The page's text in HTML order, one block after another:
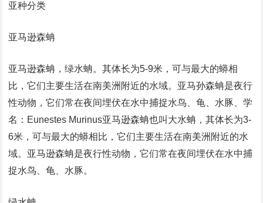
亚种分类
亚马逊森蚺
亚马逊森蚺，绿水蚺。其体长为5-9米，可与最大的蟒相
比，它们主要生活在南美洲附近的水域。亚马孙森蚺是夜行
性动物，它们常在夜间埋伏在水中捕捉水鸟、龟、水豚、学
名：Eunestes Murinus亚马逊森蚺也叫大水蚺，其体长为3-
6米，可与最大的蟒相比，它们主要生活在南美洲附近的水
域。亚马逊森蚺是夜行性动物，它们常在夜间埋伏在水中捕
捉水鸟、龟、水豚。